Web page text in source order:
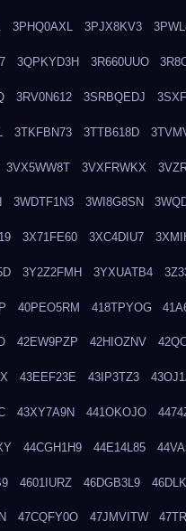
3PHQ0AXL 3PJX8KV3
3QPKYD3H 3R660UUO
3RV0N612 3SRBQEDJ
3TKFBN73 3TTB618D
3VX5WW8T 3VXFRWKX
3WDTF1N3 3WI8G8SN
3X71FE60 3XC4DIU7
3Y2Z2FMH 3YXUATB4
40PEO5RM 418TPYOG
42EW9PZP 42HIOZNV
43EEF23E 43IP3TZ3
43XY7A9N 441OKOJO
44CGH1H9 44E14L85
4601IURZ 46DGB3L9
47CQFY0O 47JMVITW